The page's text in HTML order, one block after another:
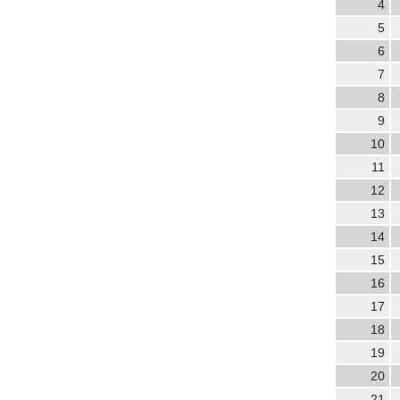
4
5
6
7
8
9
10
11
12
13
14
15
16
17
18
19
20